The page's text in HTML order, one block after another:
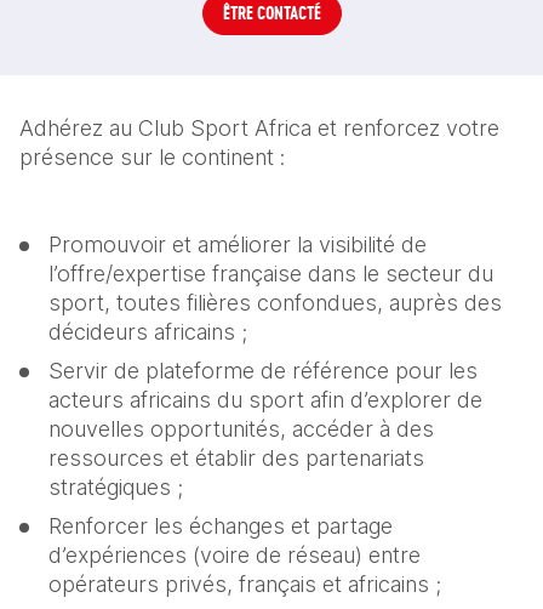
ÊTRE CONTACTÉ
Adhérez au Club Sport Africa et renforcez votre
présence sur le continent :
Promouvoir et améliorer la visibilité de
l’offre/expertise française dans le secteur du
sport, toutes filières confondues, auprès des
décideurs africains ;
Servir de plateforme de référence pour les
acteurs africains du sport afin d’explorer de
nouvelles opportunités, accéder à des
ressources et établir des partenariats
stratégiques ;
Renforcer les échanges et partage
d’expériences (voire de réseau) entre
opérateurs privés, français et africains ;